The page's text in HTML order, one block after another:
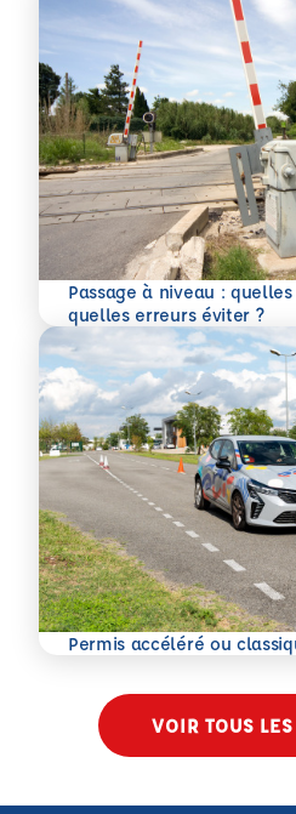
Passage à niveau :
quelles erreurs éviter ?
En savoir plus
Permis accéléré ou
En savoir plus
VOIR TOUS